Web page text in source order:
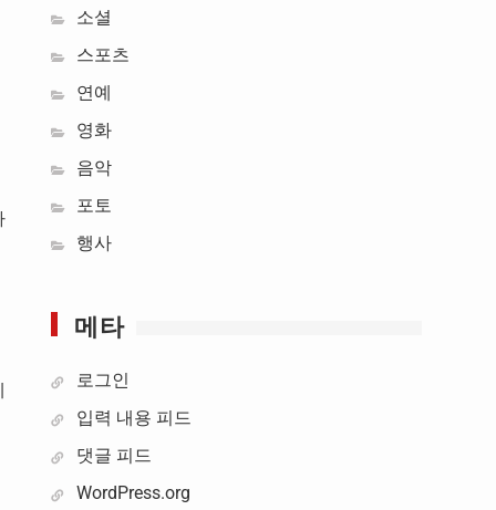
소셜
스포츠
연예
영화
음악
포토
행사
메타
로그인
입력 내용 피드
댓글 피드
WordPress.org